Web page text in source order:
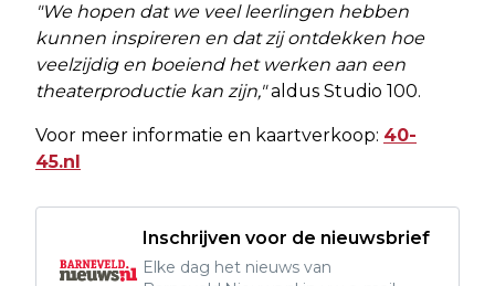
"We hopen dat we veel leerlingen hebben
kunnen inspireren en dat zij ontdekken hoe
veelzijdig en boeiend het werken aan een
theaterproductie kan zijn,"aldus Studio 100.
Voor meer informatie en kaartverkoop: 40-
45.nl
Inschrijven voor de nieuwsbrief
Elke dag het nieuws van